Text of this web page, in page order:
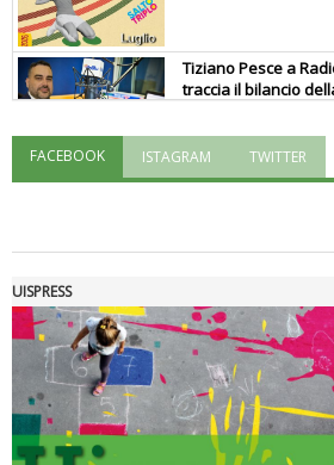
Tiziano Pesce a
traccia il bilancio
Tiziano Pesce nel
Fondazione
a Roma
FACEBOOK ISTAGRAM TWITTER
UISPRESS